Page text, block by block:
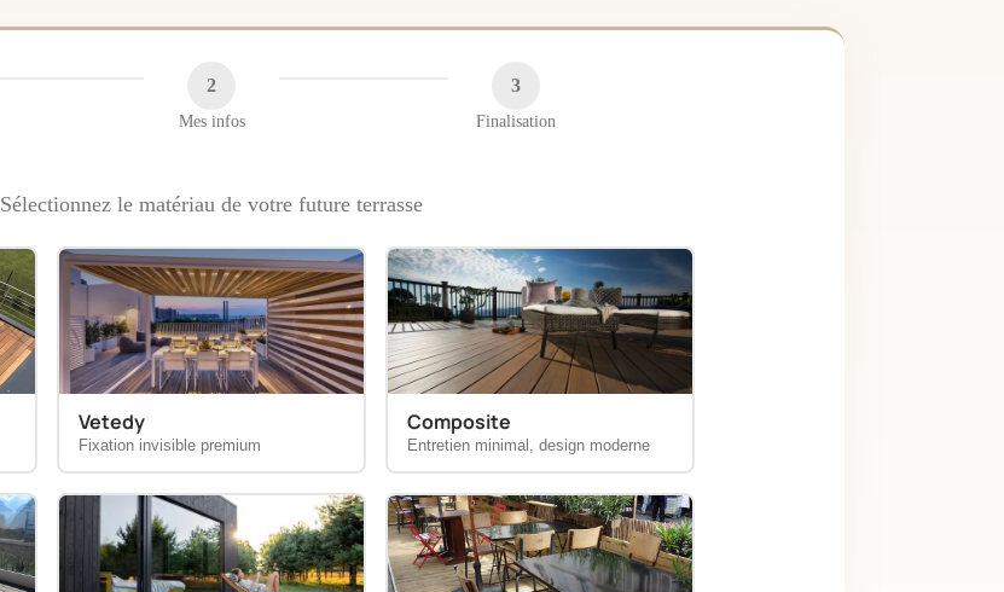
2
Mes infos
3
Finalisation
Sélectionnez le matériau de votre future terrasse
Vetedy
Fixation invisible premium
Composite
Entretien minimal, design moderne